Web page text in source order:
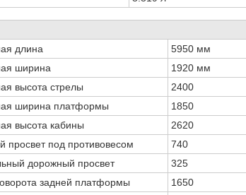
длина
5950 мм
ширина
1920 мм
высота стрелы
2400
ширина платформы
1850
высота кабины
2620
просвет под противовесом
740
дорожный просвет
325
задней платформы
1650